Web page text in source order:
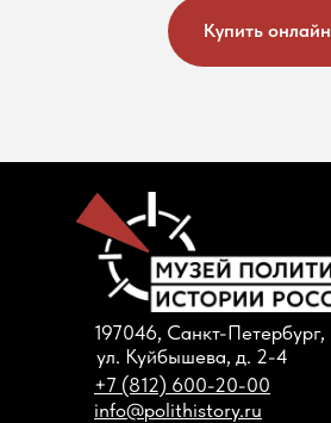
Купить онлайн
+7 (812) 600-20-00
ул. Куйбышева, д. 2-4
197046, Санкт-Петербург,
info@polithistory.ru